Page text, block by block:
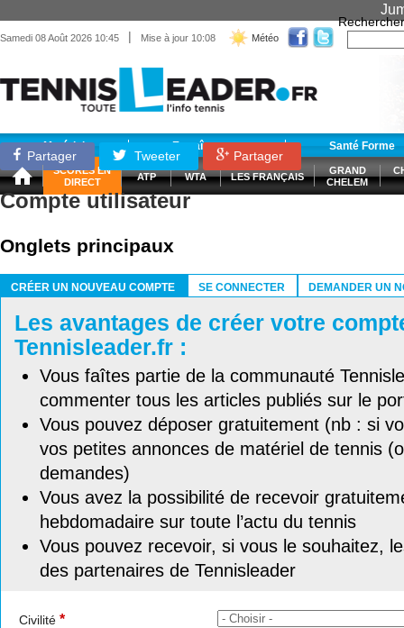
Samedi 08 Août 2026 10:45 | Mise à jour 10:08 Météo
Rechercher
Matériel Entraînement Santé Forme
SCORES EN
DIRECT
ATP WTA LES FRANÇAIS
GRAND
CHELEM
Partager Tweeter Partager
Compte utilisateur
Onglets principaux
CRÉER UN NOUVEAU COMPTE
SE CONNECTER DEMANDER UN
Les avantages de créer votre
Tennisleader.fr :
Vous faîtes partie de la communauté
commenter tous les articles publiés sur le
Vous pouvez déposer gratuitement (nb : si
vos petites annonces de matériel de tennis
demandes)
Vous avez la possibilité de recevoir
hebdomadaire sur toute l’actu du tennis
Vous pouvez recevoir, si vous le souhaitez,
des partenaires de Tennisleader
Civilité *